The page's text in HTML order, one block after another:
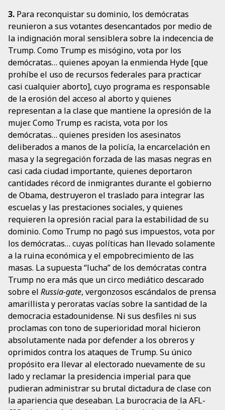
3. Para reconquistar su dominio, los demócratas
reunieron a sus votantes desencantados por medio de
la indignación moral sensiblera sobre la indecencia de
Trump. Como Trump es misógino, vota por los
demócratas… quienes apoyan la enmienda Hyde [que
prohíbe el uso de recursos federales para practicar
casi cualquier aborto], cuyo programa es responsable
de la erosión del acceso al aborto y quienes
representan a la clase que mantiene la opresión de la
mujer. Como Trump es racista, vota por los
demócratas… quienes presiden los asesinatos
deliberados a manos de la policía, la encarcelación en
masa y la segregación forzada de las masas negras en
casi cada ciudad importante, quienes deportaron
cantidades récord de inmigrantes durante el gobierno
de Obama, destruyeron el traslado para integrar las
escuelas y las prestaciones sociales, y quienes
requieren la opresión racial para la estabilidad de su
dominio. Como Trump no pagó sus impuestos, vota por
los demócratas… cuyas políticas han llevado solamente
a la ruina económica y el empobrecimiento de las
masas. La supuesta “lucha” de los demócratas contra
Trump no era más que un circo mediático descarado
sobre el Russia-gate, vergonzosos escándalos de prensa
amarillista y peroratas vacías sobre la santidad de la
democracia estadounidense. Ni sus desfiles ni sus
proclamas con tono de superioridad moral hicieron
absolutamente nada por defender a los obreros y
oprimidos contra los ataques de Trump. Su único
propósito era llevar al electorado nuevamente de su
lado y reclamar la presidencia imperial para que
pudieran administrar su brutal dictadura de clase con
la apariencia que deseaban. La burocracia de la AFL-